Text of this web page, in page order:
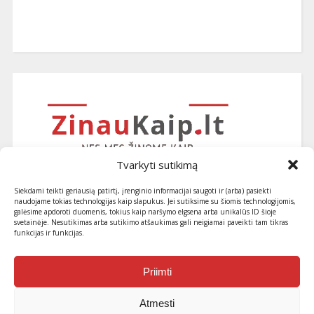
Tvarkyti sutikimą
Siekdami teikti geriausią patirtį, įrenginio informacijai saugoti ir (arba) pasiekti
naudojame tokias technologijas kaip slapukus. Jei sutiksime su šiomis technologijomis,
galėsime apdoroti duomenis, tokius kaip naršymo elgsena arba unikalūs ID šioje
svetainėje. Nesutikimas arba sutikimo atšaukimas gali neigiamai paveikti tam tikras
funkcijas ir funkcijas.
Priimti
Atmesti
Užsiprenumeruokite naujausius
straipsnius ir patarimus